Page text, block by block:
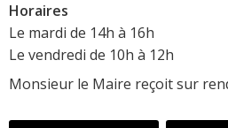
Horaires
Le mardi de 14h à 16h
Le vendredi de 10h à 12h
Monsieur le Maire reçoit sur